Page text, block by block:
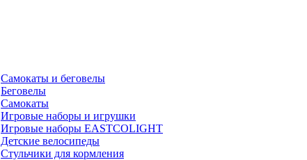
Самокаты и беговелы
Беговелы
Самокаты
Игровые наборы и игрушки
Игровые наборы EASTCOLIGHT
Детские велосипеды
Стульчики для кормления